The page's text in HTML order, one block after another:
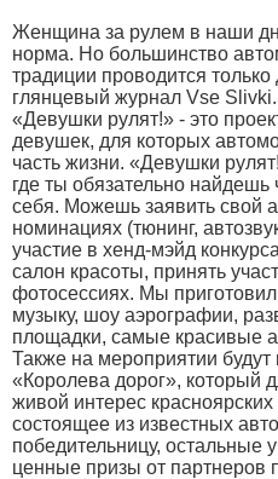
Женщина за рулем в наши
норма. Но большинство
традиции проводится
глянцевый журнал Vse
«Девушки рулят!» - это
девушек, для которых
часть жизни. «Девушки
где ты обязательно найдешь
себя. Можешь заявить свой
номинациях (тюнинг,
участие в хенд-мэйд
салон красоты, принять
фотосессиях. Мы
музыку, шоу аэрографии,
площадки, самые красивые
Также на мероприятии будут
«Королева дорог», который
живой интерес
состоящее из известных
победительницу, остальные
ценные призы от партнеров